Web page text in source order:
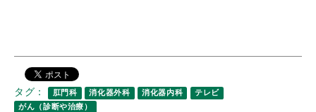
タグ： 肛門科 消化器外科 消化器内科
テレビ
がん（診断や治療）